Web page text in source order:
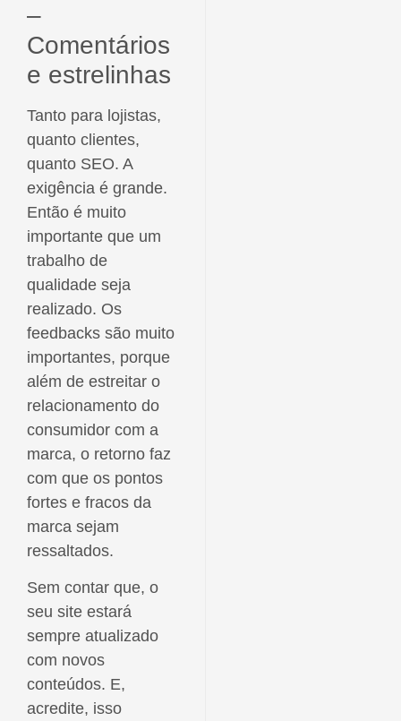
–
Comentários
e estrelinhas
Tanto para lojistas,
quanto clientes,
quanto SEO. A
exigência é grande.
Então é muito
importante que um
trabalho de
qualidade seja
realizado. Os
feedbacks são muito
importantes, porque
além de estreitar o
relacionamento do
consumidor com a
marca, o retorno faz
com que os pontos
fortes e fracos da
marca sejam
ressaltados.
Sem contar que, o
seu site estará
sempre atualizado
com novos
conteúdos. E,
acredite, isso